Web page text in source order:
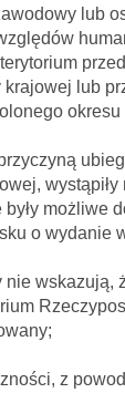
lub
lub
okresu
możliwe
o wydanie
wskazują,
z
którego
w sprawie
lub wizy
organy
informacji o
lub
cudzoziemcem